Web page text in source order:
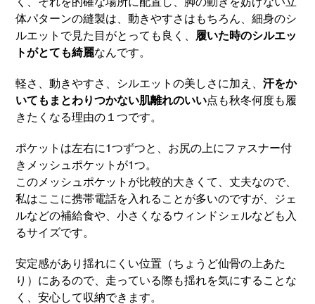
体パターンの縫製は、動きやすさはもちろん、細身のシ
ルエットで見た目がとっても良く、 履いた時のシルエッ
トがとても綺麗なんです。
軽さ、動きやすさ、シルエットの美しさに加え、汗をか
いてもまとわりつかない肌離れのいい点も秋冬何度も履
きたくなる理由の１つです。
ポケットは左右に1つずつと、お尻の上にファスナー付
きメッシュポケットが1つ。
このメッシュポケットが比較的大きくて、丈夫なので、
私はここに携帯電話を入れることが多いのですが、ジェ
ルなどの補給食や、小さくなるウィンドシェルなども入
るサイズです。
安定感があり揺れにくい位置（ちょうど仙骨の上あた
り）にあるので、走っている際も揺れを気にすることな
く、安心して収納できます。